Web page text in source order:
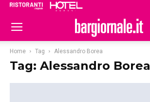
Home Tag Alessandro Borea
Tag: Alessandro Borea